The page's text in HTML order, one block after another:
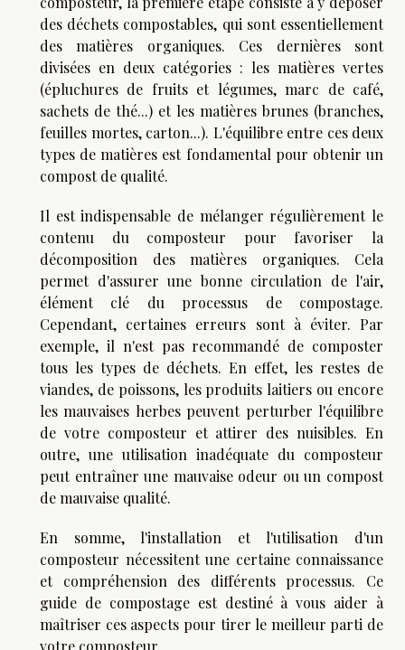
des déchets compostables, qui sont essentiellement
des matières organiques. Ces dernières sont
divisées en deux catégories : les matières vertes
(épluchures de fruits et légumes, marc de café,
sachets de thé...) et les matières brunes (branches,
feuilles mortes, carton...). L'équilibre entre ces deux
types de matières est fondamental pour obtenir un
compost de qualité.
Il est indispensable de mélanger régulièrement le
contenu du composteur pour favoriser la
décomposition des matières organiques. Cela
permet d'assurer une bonne circulation de l'air,
élément clé du processus de compostage.
Cependant, certaines erreurs sont à éviter. Par
exemple, il n'est pas recommandé de composter
tous les types de déchets. En effet, les restes de
viandes, de poissons, les produits laitiers ou encore
les mauvaises herbes peuvent perturber l'équilibre
de votre composteur et attirer des nuisibles. En
outre, une utilisation inadéquate du composteur
peut entraîner une mauvaise odeur ou un compost
de mauvaise qualité.
En somme, l'installation et l'utilisation d'un
composteur nécessitent une certaine connaissance
et compréhension des différents processus. Ce
guide de compostage est destiné à vous aider à
maîtriser ces aspects pour tirer le meilleur parti de
votre composteur.